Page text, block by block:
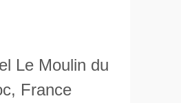
Le Moulin du
France